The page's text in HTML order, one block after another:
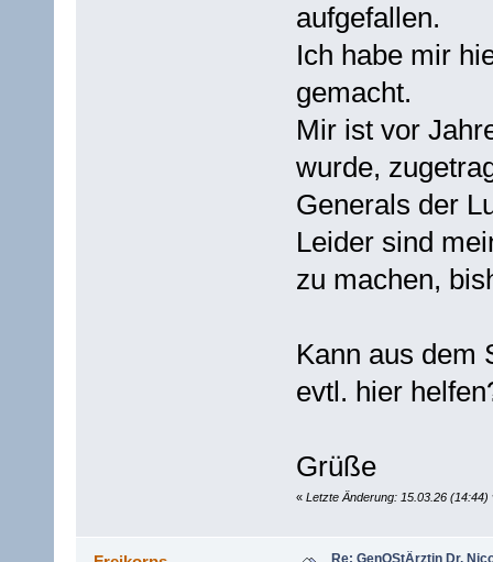
aufgefallen.
Ich habe mir
gemacht.
Mir ist vor
wurde,
Generals der
Leider sind
zu machen,
Kann aus dem
evtl. hier
Grüße
« Letzte Änderung: 15.03.26